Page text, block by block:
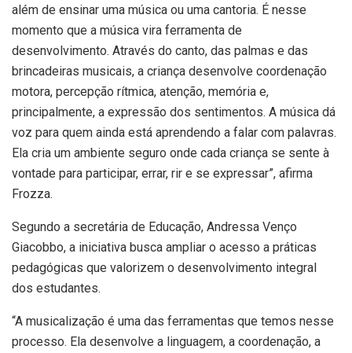
além de ensinar uma música ou uma cantoria. É nesse
momento que a música vira ferramenta de
desenvolvimento. Através do canto, das palmas e das
brincadeiras musicais, a criança desenvolve coordenação
motora, percepção rítmica, atenção, memória e,
principalmente, a expressão dos sentimentos. A música dá
voz para quem ainda está aprendendo a falar com palavras.
Ela cria um ambiente seguro onde cada criança se sente à
vontade para participar, errar, rir e se expressar”, afirma
Frozza.
Segundo a secretária de Educação, Andressa Venço
Giacobbo, a iniciativa busca ampliar o acesso a práticas
pedagógicas que valorizem o desenvolvimento integral
dos estudantes.
“A musicalização é uma das ferramentas que temos nesse
processo. Ela desenvolve a linguagem, a coordenação, a